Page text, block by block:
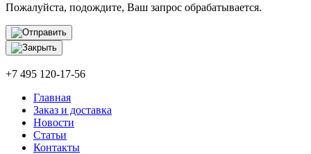
Пожалуйста, подождите, Ваш запрос обрабатывается.
+7 495 120-17-56
Главная
Заказ и доставка
Новости
Статьи
Контакты